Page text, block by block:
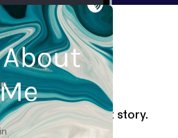
hear my.coming out story.